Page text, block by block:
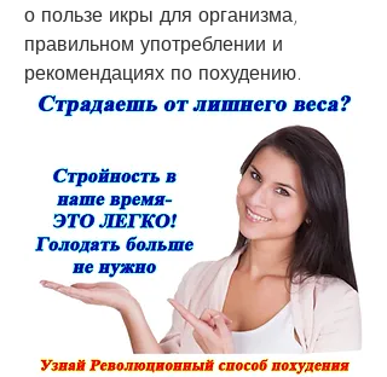
о пользе икры для организма,
правильном употреблении и
рекомендациях по похудению.